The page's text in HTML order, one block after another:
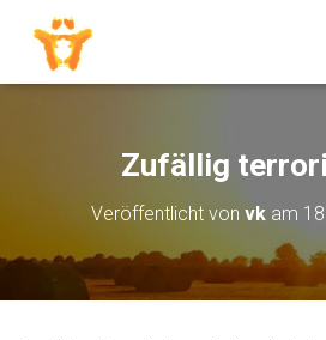
Zufällig
Veröffentlicht von vkam